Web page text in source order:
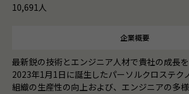
10,691人
企業概要
最新鋭の技術とエンジニア人材で貴社の成長
2023年1月1日に誕生したパーソルクロステク
組織の生産性の向上および、エンジニアの多